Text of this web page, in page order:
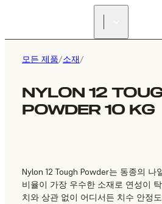
모든 제품/소재/
NYLON 12
POWDER 10 KG
Nylon 12 Tough Powder는 동종의 나
비율이 가장 우수한 소재로 연성이
치와 상관 없이 어디서든 치수 안정